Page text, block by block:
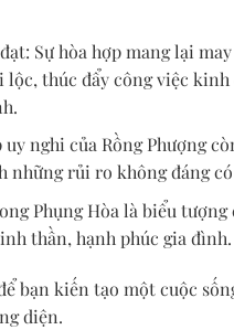
Sự hòa hợp mang lại
thúc đẩy công việc
nghi của Rồng Phượng
rủi ro không đáng
Phụng Hòa là biểu
thần, hạnh phúc gia đình.
bạn kiến tạo một cuộc
diện.